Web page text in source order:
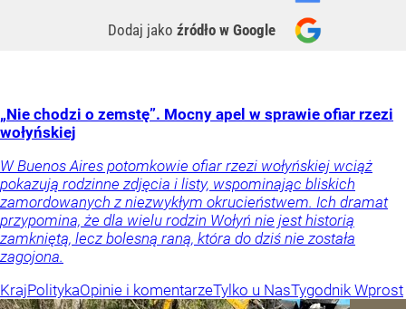
Dodaj jako źródło w Google
„Nie chodzi o zemstę”. Mocny apel w sprawie ofiar rzezi
wołyńskiej
W Buenos Aires potomkowie ofiar rzezi wołyńskiej wciąż
pokazują rodzinne zdjęcia i listy, wspominając bliskich
zamordowanych z niezwykłym okrucieństwem. Ich dramat
przypomina, że dla wielu rodzin Wołyń nie jest historią
zamkniętą, lecz bolesną raną, która do dziś nie została
zagojona.
KrajPolitykaOpinie i komentarzeTylko u NasTygodnik Wprost